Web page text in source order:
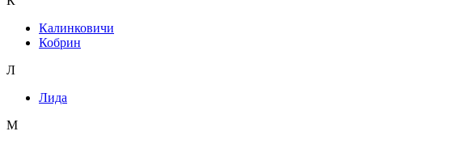
Калинковичи
Кобрин
Л
Лида
М